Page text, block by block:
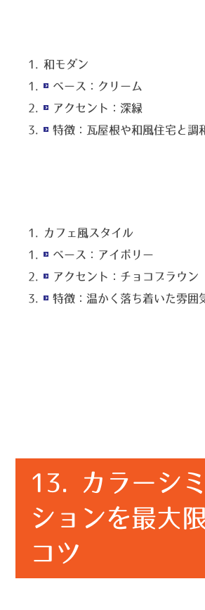
和モダン
ベース：クリーム
アクセント：深緑
特徴：瓦屋根や和風住宅と調
カフェ風スタイル
ベース：アイボリー
アクセント：チョコブラウン
特徴：温かく落ち着いた雰囲
13. カラーシ
ションを最大
コツ